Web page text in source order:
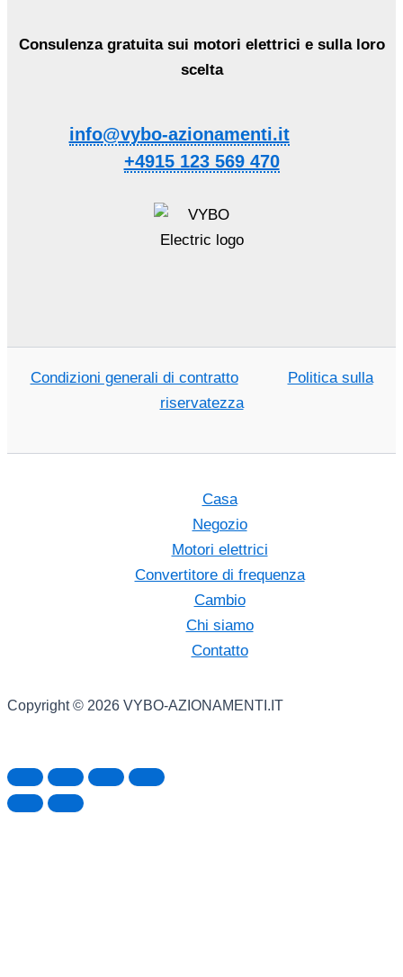
Consulenza gratuita sui motori elettrici e sulla loro
scelta
info@vybo-azionamenti.it
+4915 123 569 470
Condizioni generali di contratto
Politica sulla
riservatezza
Casa
Negozio
Motori elettrici
Convertitore di frequenza
Cambio
Chi siamo
Contatto
Copyright © 2026 VYBO-AZIONAMENTI.IT